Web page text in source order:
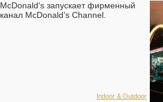
McDonald's запускает фирменный
канал McDonald’s Channel.
Indoor & Outdoor